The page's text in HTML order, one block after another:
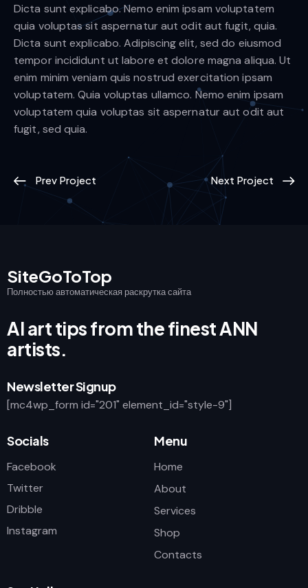
Dicta sunt explicabo. Nemo enim ipsam voluptatem
quia voluptas sit aspernatur aut odit aut fugit, quia.
Dicta sunt explicabo. Adipiscing elit, sed do eiusmod
tempor incididunt ut labore et dolore magna aliqua. Ut
enim minim veniam quis nostrud exercitation ipsam
voluptatem. Quia voluptas ullamco. Nemo enim ipsam
voluptatem quia voluptas sit aspernatur aut odit aut
fugit, sed quia.
Prev Project Next Project
SiteGoToTop
Полностью автоматическая раскрутка сайта
AI art tips from the finest ANN
artists.
Newsletter Signup
[mc4wp_form id="201" element_id="style-9"]
Socials
Facebook
Twitter
Dribble
Instagram
Menu
Home
About
Services
Shop
Contacts